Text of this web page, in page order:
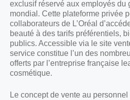
exclusif réservé aux employés du
mondial. Cette plateforme privée
collaborateurs de L’Oréal
beauté à des tarifs préférentiels,
publics. Accessible via le site
service constitue l’un des
offerts par l’entreprise française
cosmétique.
Le concept de vente au personnel